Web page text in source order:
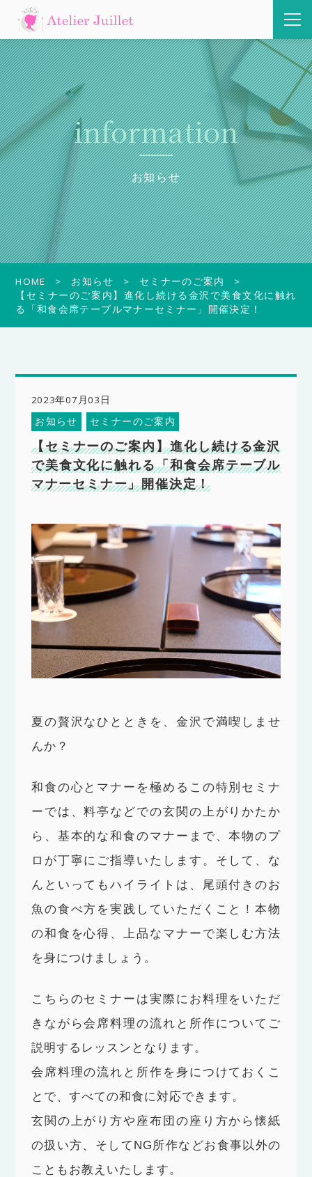
information
お知らせ
HOME お知らせ
セミナーのご案内
【セミナーのご案内】進化し続ける金沢で美食文化に触れ
る「和食会席テーブルマナーセミナー」開催決定！
2023年07月03日
お知らせ
セミナーのご案内
【セミナーのご案内】進化し続ける金沢
で美食文化に触れる「和食会席テーブル
マナーセミナー」開催決定！
夏の贅沢なひとときを、金沢で満喫しませ
んか？
和食の心とマナーを極めるこの特別セミナ
ーでは、料亭などでの玄関の上がりかたか
ら、基本的な和食のマナーまで、本物のプ
ロが丁寧にご指導いたします。そして、な
んといってもハイライトは、尾頭付きのお
魚の食べ方を実践していただくこと！本物
の和食を心得、上品なマナーで楽しむ方法
を身につけましょう。
こちらのセミナーは実際にお料理をいただ
きながら会席料理の流れと所作についてご
説明するレッスンとなります。
会席料理の流れと所作を身につけておくこ
とで、すべての和食に対応できます。
玄関の上がり方や座布団の座り方から懐紙
の扱い方、そしてNG所作などお食事以外の
こともお教えいたします。